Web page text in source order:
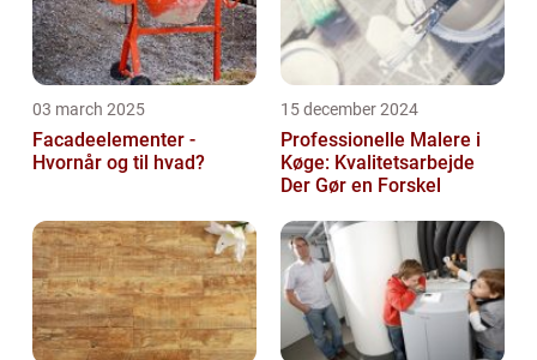
03 march 2025
Facadeelementer -
Hvornår og til hvad?
15 december 2024
Professionelle Malere i
Køge: Kvalitetsarbejde
Der Gør en Forskel